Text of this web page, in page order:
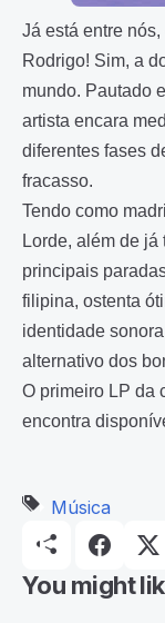
Já está entre
Rodrigo! Sim, a
mundo. Pautado
artista encara
diferentes fases
fracasso.
Tendo como
Lorde, além de
principais
filipina, ostenta
identidade
alternativo dos
O primeiro LP da
encontra
Música
You might